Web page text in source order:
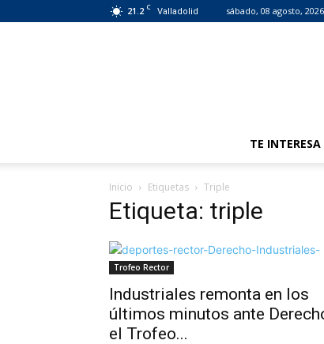
21.2 C Valladolid sábado, 08 agosto, 2026
TE INTERESA
Inicio Etiquetas Triple
Etiqueta: triple
Trofeo Rector
Industriales remonta en los
últimos minutos ante
el Trofeo...